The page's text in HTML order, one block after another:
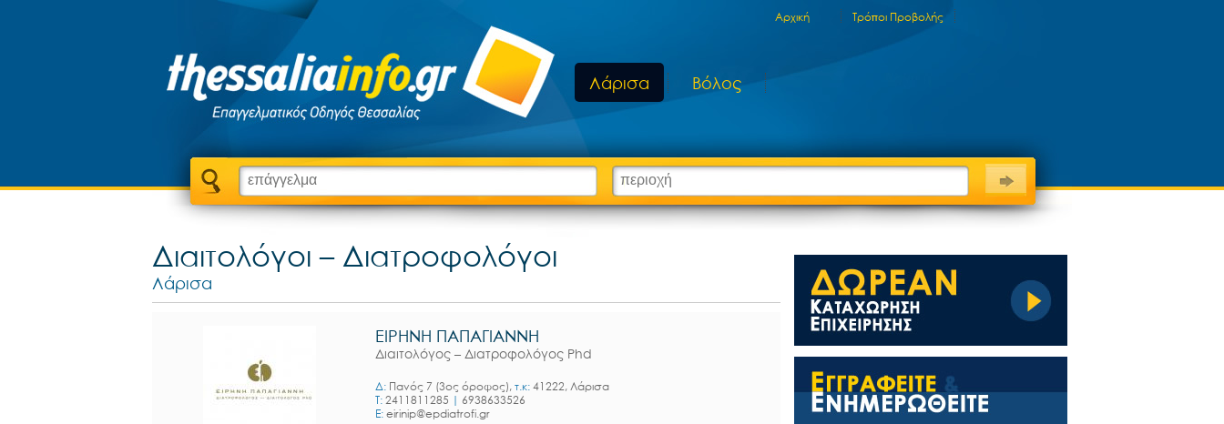
Λάρισα Βόλος
Aρχική Τρόποι Προβολής
Διαιτολόγοι – Διατροφολόγοι
Λάρισα
ΕΙΡΗΝΗ ΠΑΠΑΓΙΑΝΝΗ
Διαιτολόγος – Διατροφολόγος Phd
Δ: Πανός 7 (3ος όροφος), τ.κ: 41222, Λάρισα
T: 2411811285 | 6938633526
E: eirinip@epdiatrofi.gr